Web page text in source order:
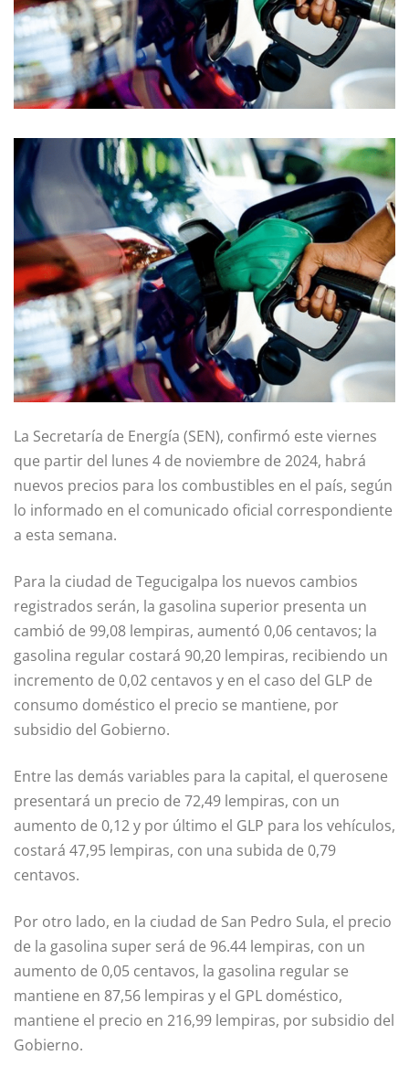
La Secretaría de Energía (SEN), confirmó este viernes
que partir del lunes 4 de noviembre de 2024, habrá
nuevos precios para los combustibles en el país, según
lo informado en el comunicado oficial correspondiente
a esta semana.
Para la ciudad de Tegucigalpa los nuevos cambios
registrados serán, la gasolina superior presenta un
cambió de 99,08 lempiras, aumentó 0,06 centavos; la
gasolina regular costará 90,20 lempiras, recibiendo un
incremento de 0,02 centavos y en el caso del GLP de
consumo doméstico el precio se mantiene, por
subsidio del Gobierno.
Entre las demás variables para la capital, el querosene
presentará un precio de 72,49 lempiras, con un
aumento de 0,12 y por último el GLP para los vehículos,
costará 47,95 lempiras, con una subida de 0,79
centavos.
Por otro lado, en la ciudad de San Pedro Sula, el precio
de la gasolina super será de 96.44 lempiras, con un
aumento de 0,05 centavos, la gasolina regular se
mantiene en 87,56 lempiras y el GPL doméstico,
mantiene el precio en 216,99 lempiras, por subsidio del
Gobierno.